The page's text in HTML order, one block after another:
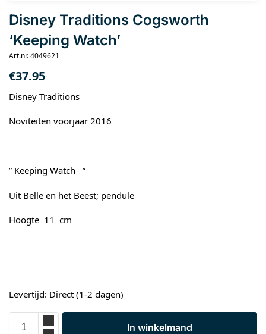
Disney Traditions Cogsworth
‘Keeping Watch’
Art.nr. 4049621
€37.95
Disney Traditions
Noviteiten voorjaar 2016
” Keeping Watch ”
Uit Belle en het Beest; pendule
Hoogte 11 cm
Levertijd: Direct (1-2 dagen)
In winkelmand